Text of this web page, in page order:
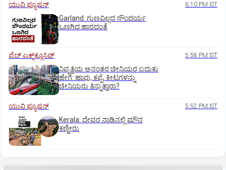
ಯುವಿ ಫ್ಯೂಷನ್ 6:10 PM IST
Garland: ಗುಣವಿಲ್ಲದ ಸೌಂದರ್ಯ
ಒಣಗಿದ ಹಾರದಂತೆ
ವೆಬ್ ಎಕ್ಸ್‌ಕ್ಲೂಸಿವ್ 5:58 PM IST
ನಿವೃತ್ತಿಯ ಅನಂತರ ಚೀನಿಯರ ಬದುಕು
ಹೇಗೆ: ಹಾವು, ಕಪ್ಪೆ, ಕೀಟಗಳನ್ನು
ಚೀನಿಯರು ತಿನ್ನುತ್ತಾರಾ?
ಯುವಿ ಫ್ಯೂಷನ್ 5:52 PM IST
Kerala: ದೇವರ ನಾಡಿನಲ್ಲಿ ಮೌನ
ಕಣ್ಣೀರು